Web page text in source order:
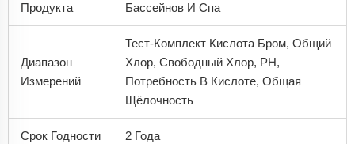
Продукта
Бассейнов И Спа
Диапазон
Измерений
Тест-Комплект Кислота Бром, Общий
Хлор, Свободный Хлор, PH,
Потребность В Кислоте, Общая
Щёлочность
Срок Годности 2 Года